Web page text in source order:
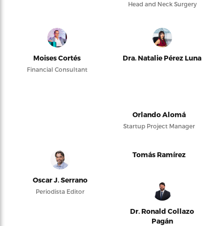
Head and Neck Surgery
Moises Cortés
Financial Consultant
Dra. Natalie Pérez Luna
Orlando Alomá
Startup Project Manager
Oscar J. Serrano
Periodista Editor
Tomás Ramírez
Dr. Ronald Collazo
Pagán